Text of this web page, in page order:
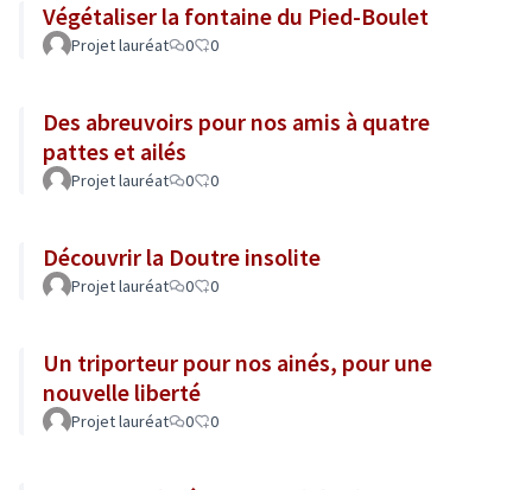
Végétaliser la fontaine du Pied-Boulet
Projet lauréat 0 0
Des abreuvoirs pour nos amis à quatre
pattes et ailés
Projet lauréat 0 0
Découvrir la Doutre insolite
Projet lauréat 0 0
Un triporteur pour nos ainés, pour une
nouvelle liberté
Projet lauréat 0 0